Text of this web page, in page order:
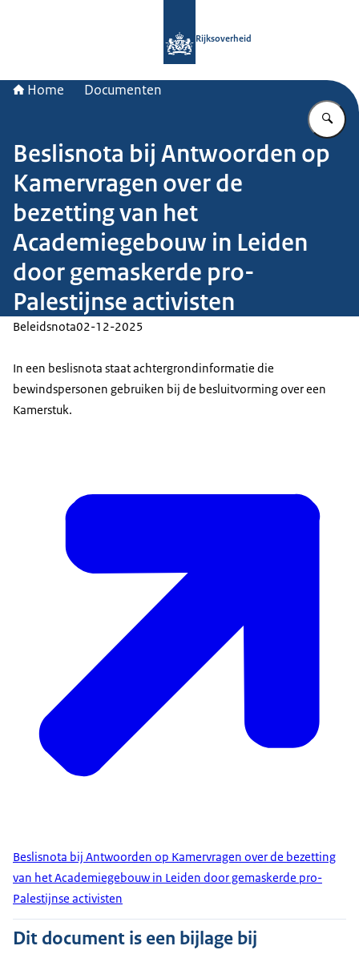
Rijksoverheid
Home Documenten
Beslisnota bij Antwoorden op
Kamervragen over de
bezetting van het
Academiegebouw in Leiden
door gemaskerde pro-
Palestijnse activisten
Beleidsnota02-12-2025
In een beslisnota staat achtergrondinformatie die
bewindspersonen gebruiken bij de besluitvorming over een
Kamerstuk.
Beslisnota bij Antwoorden op Kamervragen over de bezetting
van het Academiegebouw in Leiden door gemaskerde pro-
Palestijnse activisten
Dit document is een bijlage bij